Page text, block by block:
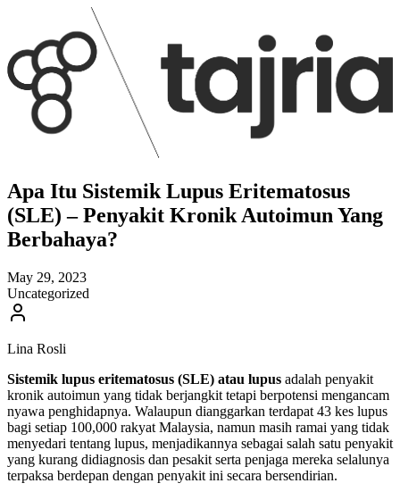
Apa Itu Sistemik Lupus Eritematosus
(SLE) – Penyakit Kronik Autoimun Yang
Berbahaya?
May 29, 2023
Uncategorized
Lina Rosli
Sistemik lupus eritematosus (SLE) atau lupus adalah penyakit
kronik autoimun yang tidak berjangkit tetapi berpotensi mengancam
nyawa penghidapnya. Walaupun dianggarkan terdapat 43 kes lupus
bagi setiap 100,000 rakyat Malaysia, namun masih ramai yang tidak
menyedari tentang lupus, menjadikannya sebagai salah satu penyakit
yang kurang didiagnosis dan pesakit serta penjaga mereka selalunya
terpaksa berdepan dengan penyakit ini secara bersendirian.